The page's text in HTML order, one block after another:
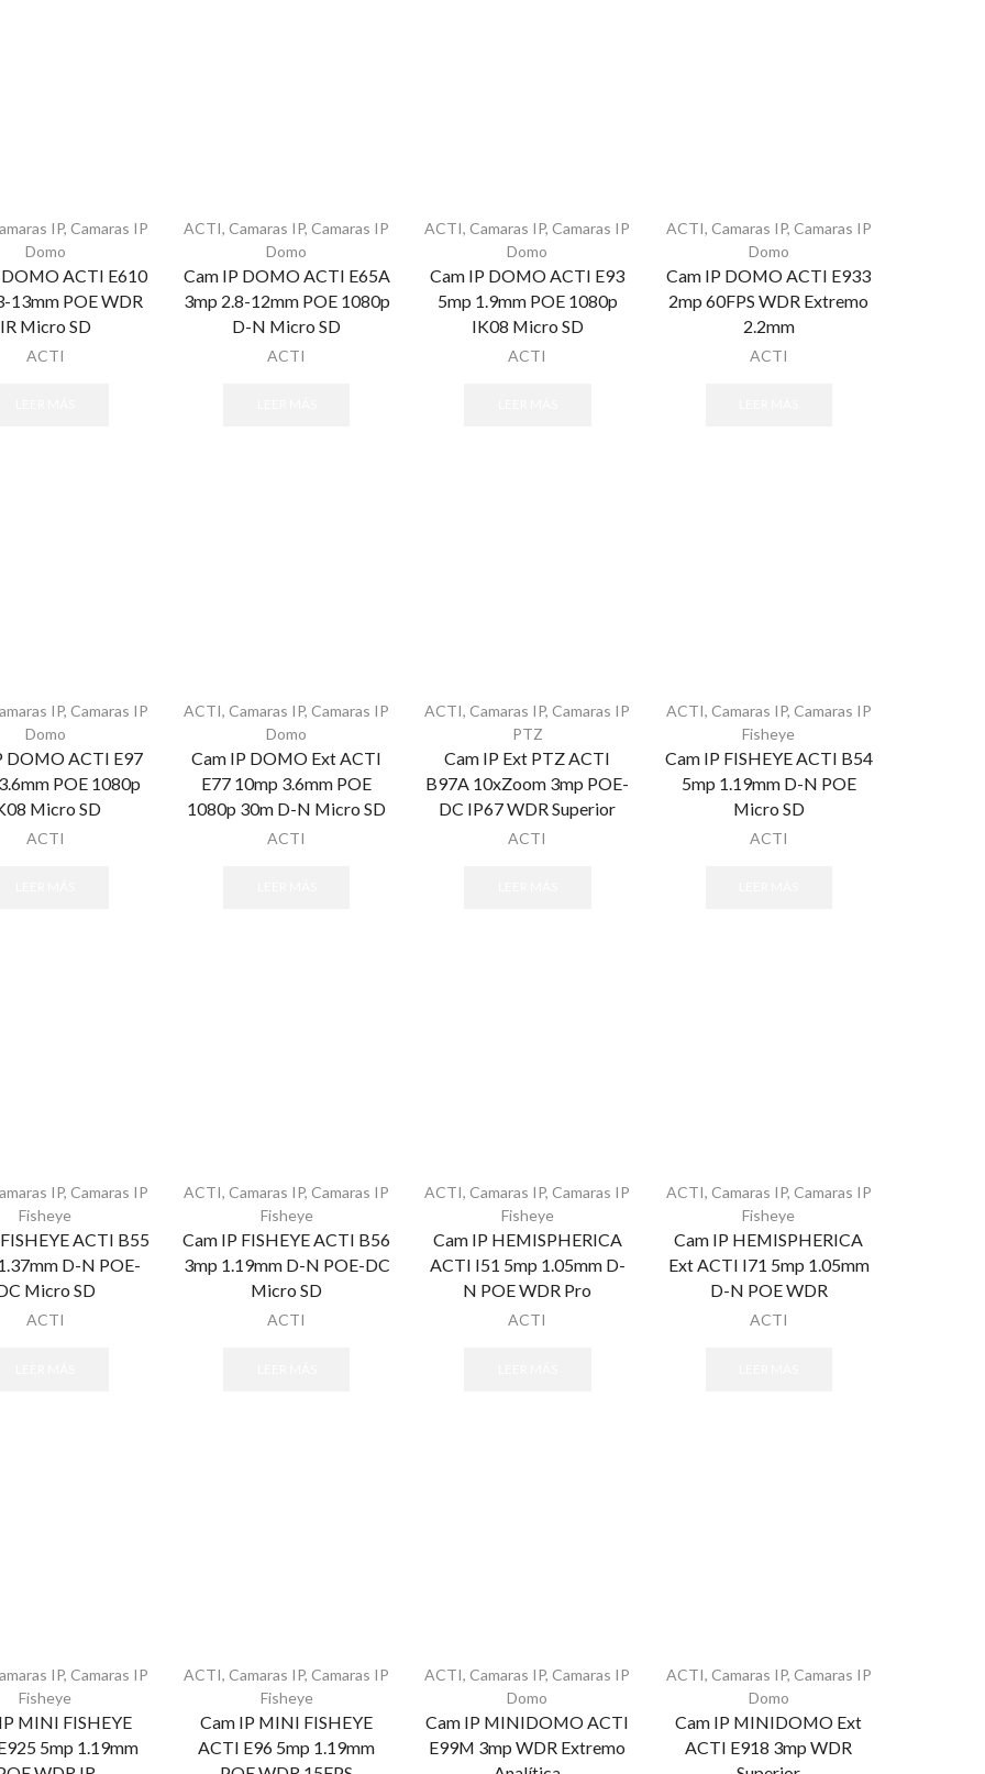
IP, Camaras IP
Domo
DOMO ACTI E610
13mm POE WDR
IR Micro SD
ACTI
ACTI,Camaras IP,Camaras IP
Domo
Cam IP DOMO ACTI E65A
3mp 2.8-12mm POE 1080p
D-N Micro SD
ACTI
ACTI,Camaras IP,Camaras IP
Domo
Cam IP DOMO ACTI E93
5mp 1.9mm POE 1080p
IK08 Micro SD
ACTI
ACTI, Camaras IP, Camaras IP
Domo
Cam IP DOMO ACTI E933
2mp 60FPS WDR Extremo
2.2mm
ACTI
IP, Camaras IP
Domo
DOMO ACTI E97
POE 1080p
Micro SD
ACTI
ACTI,Camaras IP,Camaras IP
Domo
Cam IP DOMO Ext ACTI
E77 10mp 3.6mm POE
1080p 30m D-N Micro SD
ACTI
ACTI,Camaras IP,Camaras IP
PTZ
Cam IP Ext PTZ ACTI
B97A 10xZoom 3mp POE-
DC IP67 WDR Superior
ACTI
ACTI, Camaras IP, Camaras IP
Fisheye
Cam IP FISHEYE ACTI B54
5mp 1.19mm D-N POE
Micro SD
ACTI
IP, Camaras IP
Fisheye
ACTI B55
D-N POE-
Micro SD
ACTI
ACTI,Camaras IP,Camaras IP
Fisheye
Cam IP FISHEYE ACTI B56
3mp 1.19mm D-N POE-DC
Micro SD
ACTI
ACTI,Camaras IP,Camaras IP
Fisheye
Cam IP HEMISPHERICA
ACTI I51 5mp 1.05mm D-
N POE WDR Pro
ACTI
ACTI, Camaras IP, Camaras IP
Fisheye
Cam IP HEMISPHERICA
Ext ACTI I71 5mp 1.05mm
D-N POE WDR
ACTI
IP, Camaras IP
Fisheye
MINI FISHEYE
5mp 1.19mm
ACTI,Camaras IP,Camaras IP
Fisheye
Cam IP MINI FISHEYE
ACTI E96 5mp 1.19mm
ACTI,Camaras IP,Camaras IP
Domo
Cam IP MINIDOMO ACTI
E99M 3mp WDR Extremo
ACTI, Camaras IP, Camaras IP
Domo
Cam IP MINIDOMO Ext
ACTI E918 3mp WDR